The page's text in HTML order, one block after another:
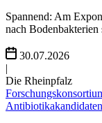
Spannend: Am
nach
30.07.2026
|
Die Rheinpfalz
Antibiotikakandidaten